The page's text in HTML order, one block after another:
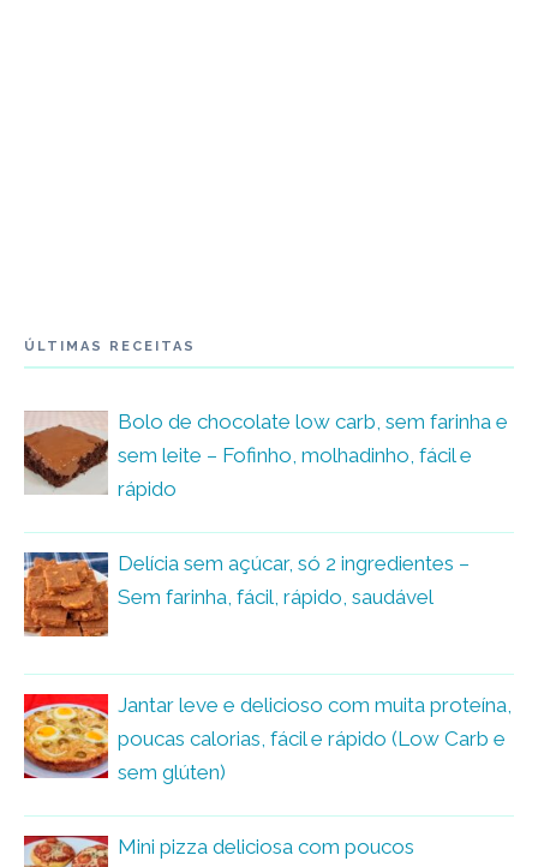
ÚLTIMAS RECEITAS
Bolo de chocolate low carb, sem farinha e
sem leite – Fofinho, molhadinho, fácil e
rápido
Delícia sem açúcar, só 2 ingredientes –
Sem farinha, fácil, rápido, saudável
Jantar leve e delicioso com muita proteína,
poucas calorias, fácil e rápido (Low Carb e
sem glúten)
Mini pizza deliciosa com poucos